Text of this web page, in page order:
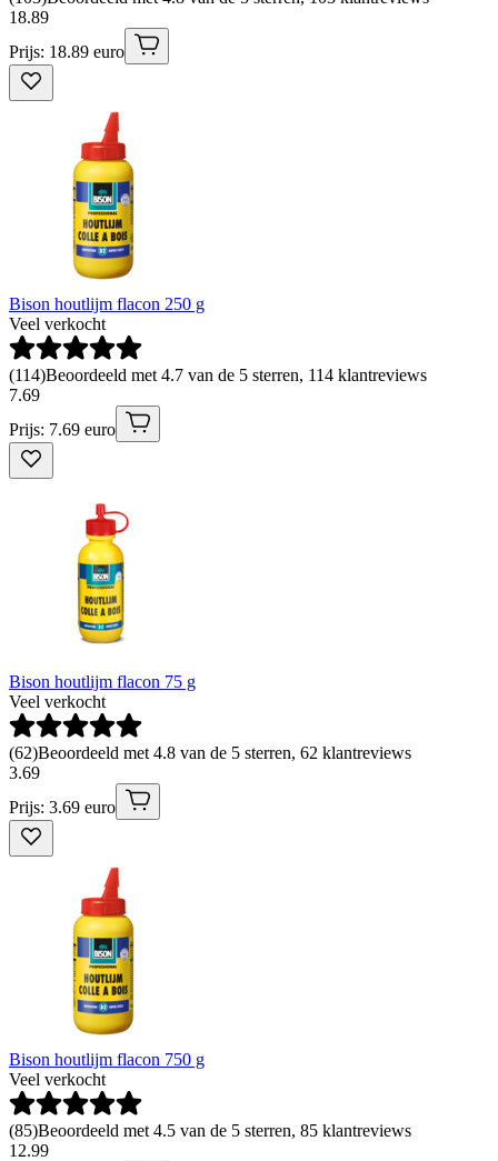
18.89
Prijs: 18.89 euro
Bison houtlijm flacon 250 g
Veel verkocht
(114)Beoordeeld met 4.7 van de 5 sterren, 114 klantreviews
7.69
Prijs: 7.69 euro
Bison houtlijm flacon 75 g
Veel verkocht
(62)Beoordeeld met 4.8 van de 5 sterren, 62 klantreviews
3.69
Prijs: 3.69 euro
Bison houtlijm flacon 750 g
Veel verkocht
(85)Beoordeeld met 4.5 van de 5 sterren, 85 klantreviews
12.99